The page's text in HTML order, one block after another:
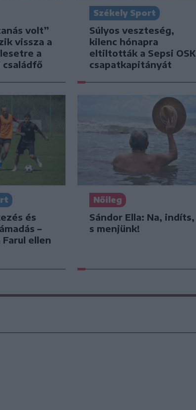
volt”
vissza a
a
családfő
Székely Sport
Súlyos veszteség,
kilenc hónapra
eltiltották a Sepsi OSK
csapatkapitányát
és
–
ellen
Nőileg
Sándor Ella: Na, indíts,
s menjünk!